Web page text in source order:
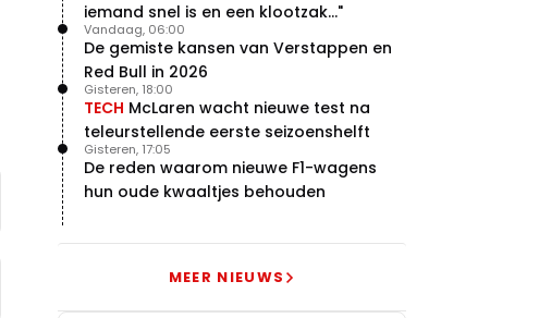
iemand snel is en een klootzak..."
De gemiste kansen van Verstappen en
Red Bull in 2026
Vandaag, 06:00
TECH McLaren wacht nieuwe test na
teleurstellende eerste seizoenshelft
Gisteren, 18:00
De reden waarom nieuwe F1-wagens
hun oude kwaaltjes behouden
Gisteren, 17:05
MEER NIEUWS